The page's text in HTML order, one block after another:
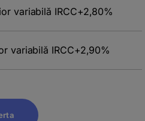
variabilă IRCC+2,80%
variabilă IRCC+2,90%